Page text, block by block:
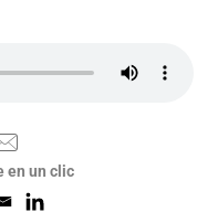
en un clic